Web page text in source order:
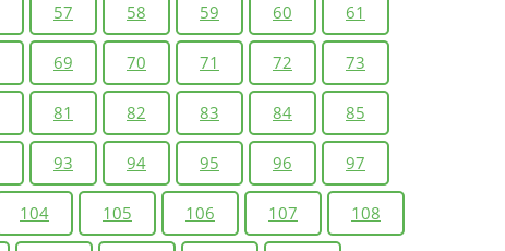
57 58 59 60 61
69 70 71 72 73
81 82 83 84 85
93 94 95 96 97
104 105 106 107 108